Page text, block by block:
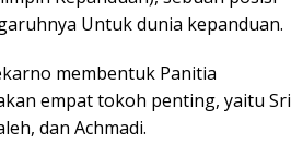
Untuk dunia kepanduan.
membentuk Panitia
empat tokoh penting, yaitu Sri
dan Achmadi.